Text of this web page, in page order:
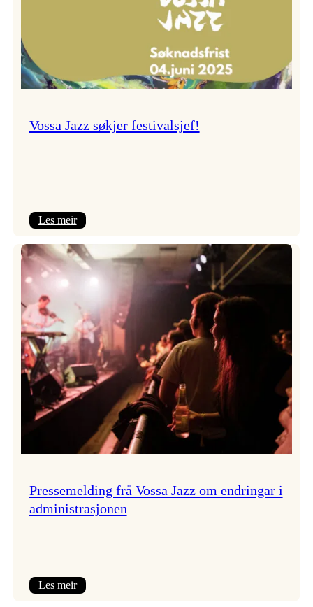
Vossa Jazz søkjer festivalsjef!
Les meir:
Jazz
søkjer
Pressemelding frå Vossa Jazz om endringar i
administrasjonen
Les meir: